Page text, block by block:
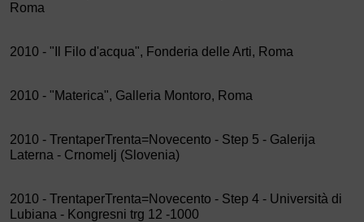
Roma
2010 - "Il Filo d'acqua", Fonderia delle Arti, Roma
2010 - "Materica", Galleria Montoro, Roma
2010 - TrentaperTrenta=Novecento - Step 5 - Galerija
Laterna - Crnomelj (Slovenia)
2010 - TrentaperTrenta=Novecento - Step 4 - Università di
Lubiana - Kongresni trg 12 -1000